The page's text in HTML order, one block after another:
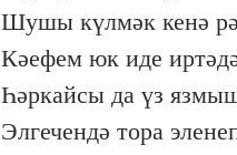
Шушы күлмәк кенә
Кәефем юк иде
Һәркайсы да үз
Элгечендә тора